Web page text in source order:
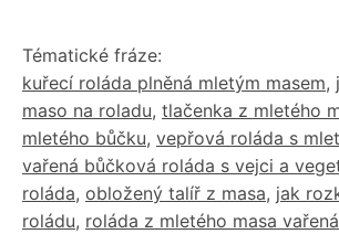
Tématické fráze:
kuřecí roláda plněná mletým masem,
maso na roladu, tlačenka z mletého
mletého bůčku, vepřová roláda s
vařená bůčková roláda s vejci a
roláda, obložený talíř z masa, jak
roládu, roláda z mletého masa vařená